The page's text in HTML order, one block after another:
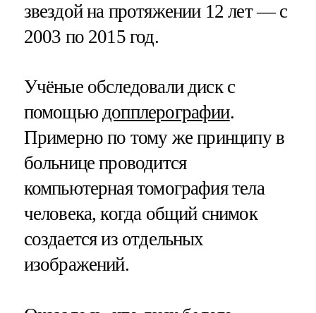
звездой на протяжении 12 лет — с
2003 по 2015 год.
Учёные обследовали диск с
помощьюдопплерографии.
Примерно по тому же принципу в
больнице проводится
компьютерная томография тела
человека, когда общий снимок
создается из отдельных
изображений.